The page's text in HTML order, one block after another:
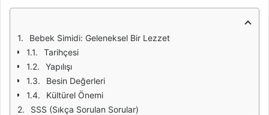
Bebek Simidi: Geleneksel Bir Lezzet
Tarihçesi
Yapılışı
Besin Değerleri
Kültürel Önemi
SSS (Sıkça Sorulan Sorular)